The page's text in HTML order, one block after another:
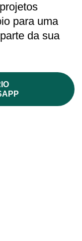
para uma
da sua